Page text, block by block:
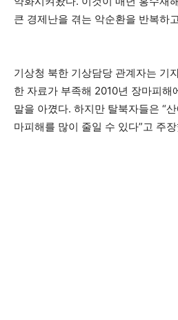
큰 경제난을 겪는 악순환을 반복하
기상청 북한 기상담당 관계자는 기
한 자료가 부족해 2010년 장마피해
말을 아꼈다. 하지만 탈북자들은 “
마피해를 많이 줄일 수 있다”고 주